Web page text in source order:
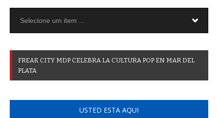
FREAK CITY MDP CELEBRA LA CULTURA POP EN MAR DEL
PLATA
USTED ESTA AQUI